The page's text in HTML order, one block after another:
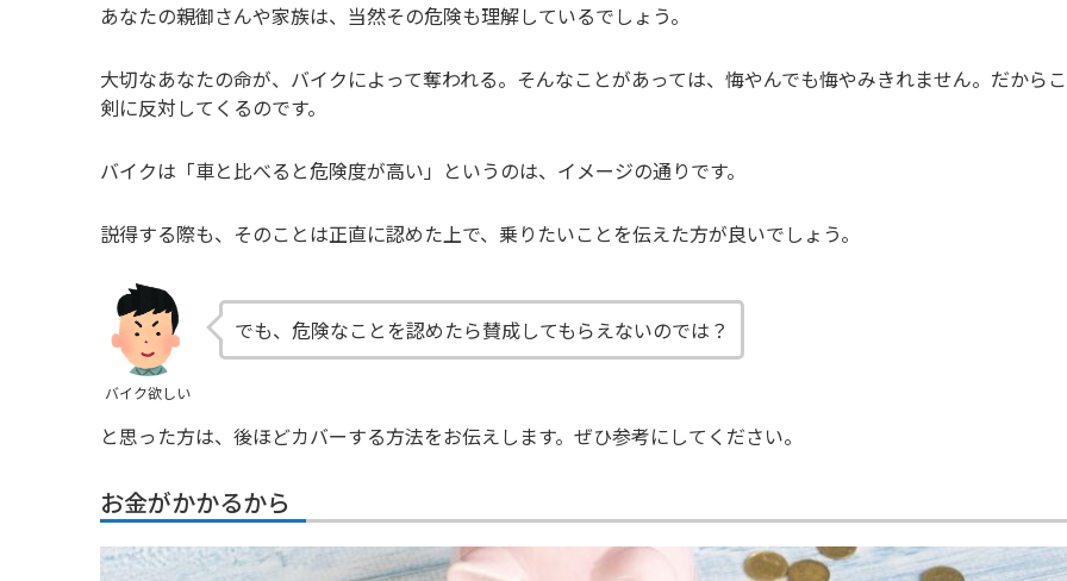
あなたの親御さんや家族は、当然その危険も理解しているでしょう。
大切なあなたの命が、バイクによって奪われる。そんなことがあっては、悔やんでも悔やみきれません。だから
剣に反対してくるのです。
バイクは「車と比べると危険度が高い」というのは、イメージの通りです。
説得する際も、そのことは正直に認めた上で、乗りたいことを伝えた方が良いでしょう。
バイク欲しい
でも、危険なことを認めたら賛成してもらえないのでは？
と思った方は、後ほどカバーする方法をお伝えします。ぜひ参考にしてください。
お金がかかるから